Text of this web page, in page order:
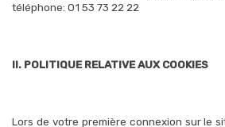
téléphone: 01 53 73 22 22
II. POLITIQUE RELATIVE AUX COOKIES
Lors de votre première connexion sur le